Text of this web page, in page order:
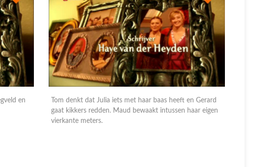
en
Tom denkt dat Julia iets met haar baas heeft en Gerard
gaat kikkers redden. Maud bewaakt intussen haar eigen
vierkante meters.